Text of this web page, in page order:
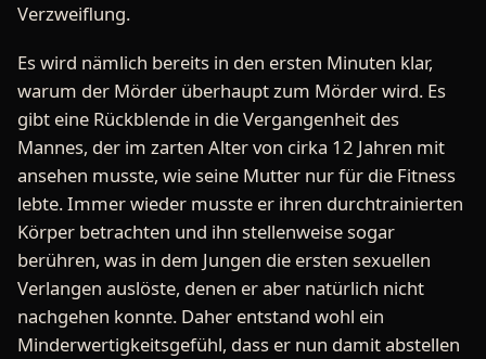
Verzweiflung.
Es wird nämlich bereits in den ersten Minuten klar,
warum der Mörder überhaupt zum Mörder wird. Es
gibt eine Rückblende in die Vergangenheit des
Mannes, der im zarten Alter von cirka 12 Jahren mit
ansehen musste, wie seine Mutter nur für die Fitness
lebte. Immer wieder musste er ihren durchtrainierten
Körper betrachten und ihn stellenweise sogar
berühren, was in dem Jungen die ersten sexuellen
Verlangen auslöste, denen er aber natürlich nicht
nachgehen konnte. Daher entstand wohl ein
Minderwertigkeitsgefühl, dass er nun damit abstellen